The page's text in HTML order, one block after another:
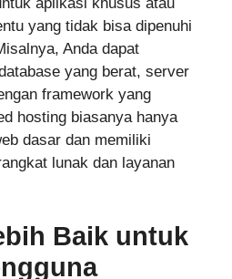
yang tidak bisa dipenuhi
Anda dapat
yang berat, server
framework yang
hosting biasanya hanya
dasar dan memiliki
lunak dan layanan
Baik untuk